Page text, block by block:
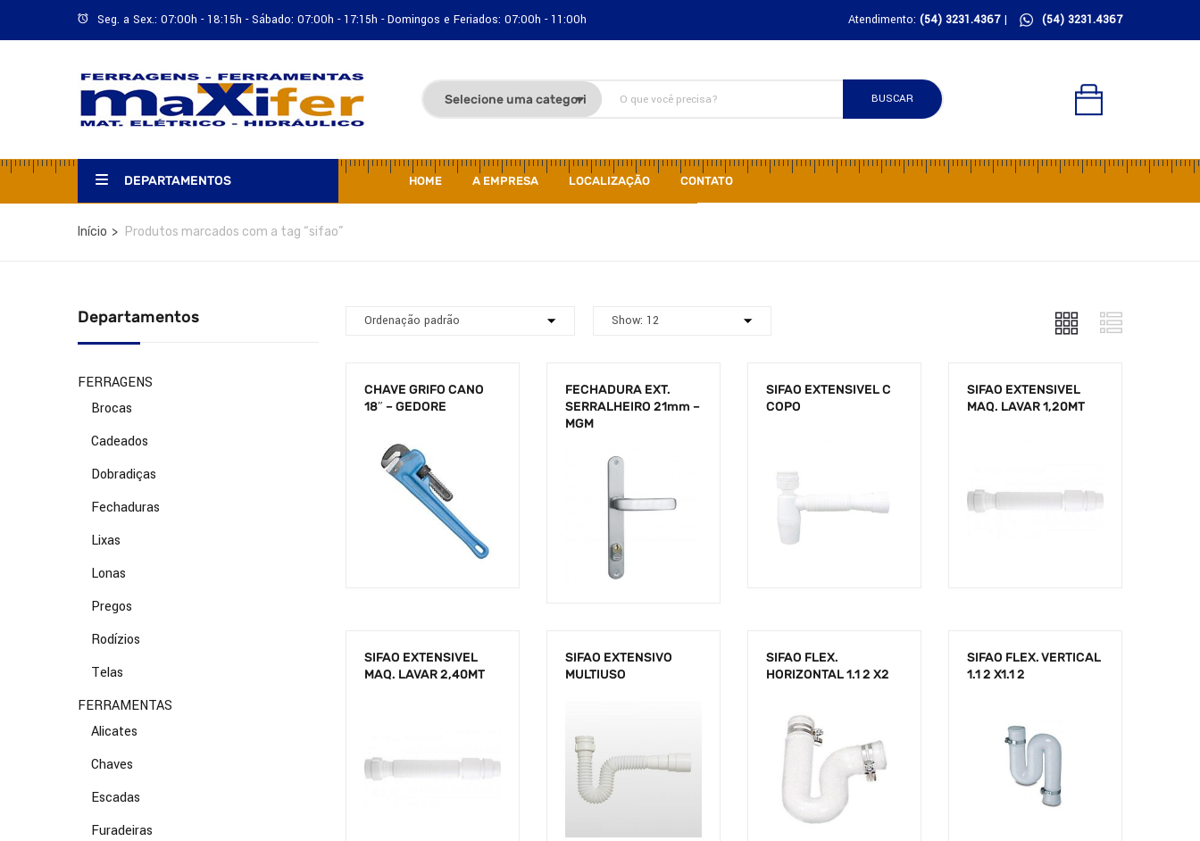
Seg. a Sex.: 07:00h - 18:15h - Sábado: 07:00h - 17:15h - Domingos e Feriados: 07:00h - 11:00h Atendimento: (54) 3231.4367| (54) 3231.4367
BUSCAR
DEPARTAMENTOS HOME A EMPRESA LOCALIZAÇÃO CONTATO
Início Produtos marcados com a tag “sifao”
Departamentos
FERRAGENS
Brocas
Cadeados
Dobradiças
Fechaduras
Lixas
Lonas
Pregos
Rodízios
Telas
FERRAMENTAS
Alicates
Chaves
Escadas
Furadeiras
CHAVE GRIFO CANO
18″ – GEDORE
FECHADURA EXT.
SERRALHEIRO 21mm –
MGM
SIFAO EXTENSIVEL C
COPO
SIFAO EXTENSIVEL
MAQ. LAVAR 1,20MT
SIFAO EXTENSIVEL
MAQ. LAVAR 2,40MT
SIFAO EXTENSIVO
MULTIUSO
SIFAO FLEX.
HORIZONTAL 1.1 2 X2
SIFAO FLEX. VERTICAL
1.1 2 X1.1 2